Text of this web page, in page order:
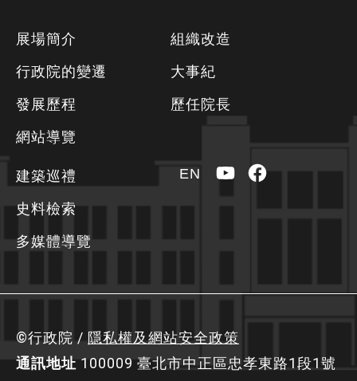
展場簡介
行政院的變遷
發展歷程
網站導覽
組織改造
大事紀
歷任院長
建築巡禮
史料檢索
多媒體導覽
EN YouTubeFacebook
©行政院 / 隱私權及網站安全政策
通訊地址 100009 臺北市中正區忠孝東路1段1號